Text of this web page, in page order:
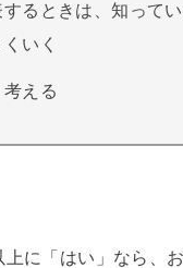
するときは、知って
いく
える
に「はい」なら、